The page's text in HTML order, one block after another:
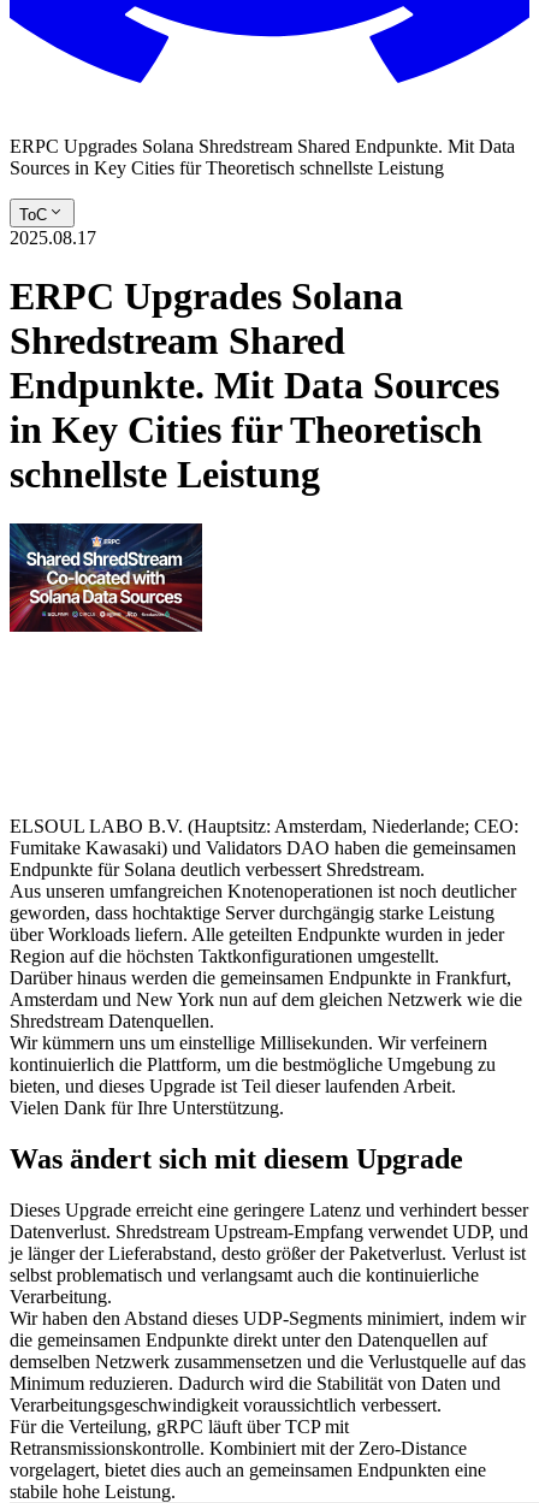
ERPC Upgrades Solana Shredstream Shared Endpunkte. Mit Data
Sources in Key Cities für Theoretisch schnellste Leistung
ToC
2025.08.17
ERPC Upgrades Solana
Shredstream Shared
Endpunkte. Mit Data Sources
in Key Cities für Theoretisch
schnellste Leistung
ELSOUL LABO B.V. (Hauptsitz: Amsterdam, Niederlande; CEO:
Fumitake Kawasaki) und Validators DAO haben die gemeinsamen
Endpunkte für Solana deutlich verbessert Shredstream.
Aus unseren umfangreichen Knotenoperationen ist noch deutlicher
geworden, dass hochtaktige Server durchgängig starke Leistung
über Workloads liefern. Alle geteilten Endpunkte wurden in jeder
Region auf die höchsten Taktkonfigurationen umgestellt.
Darüber hinaus werden die gemeinsamen Endpunkte in Frankfurt,
Amsterdam und New York nun auf dem gleichen Netzwerk wie die
Shredstream Datenquellen.
Wir kümmern uns um einstellige Millisekunden. Wir verfeinern
kontinuierlich die Plattform, um die bestmögliche Umgebung zu
bieten, und dieses Upgrade ist Teil dieser laufenden Arbeit.
Vielen Dank für Ihre Unterstützung.
Was ändert sich mit diesem Upgrade
Dieses Upgrade erreicht eine geringere Latenz und verhindert besser
Datenverlust. Shredstream Upstream-Empfang verwendet UDP, und
je länger der Lieferabstand, desto größer der Paketverlust. Verlust ist
selbst problematisch und verlangsamt auch die kontinuierliche
Verarbeitung.
Wir haben den Abstand dieses UDP-Segments minimiert, indem wir
die gemeinsamen Endpunkte direkt unter den Datenquellen auf
demselben Netzwerk zusammensetzen und die Verlustquelle auf das
Minimum reduzieren. Dadurch wird die Stabilität von Daten und
Verarbeitungsgeschwindigkeit voraussichtlich verbessert.
Für die Verteilung, gRPC läuft über TCP mit
Retransmissionskontrolle. Kombiniert mit der Zero-Distance
vorgelagert, bietet dies auch an gemeinsamen Endpunkten eine
stabile hohe Leistung.